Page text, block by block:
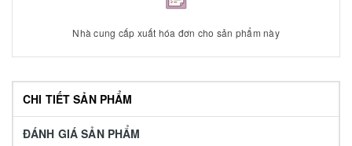
Nhà cung cấp xuất hóa đơn cho sản phẩm này
CHI TIẾT SẢN PHẨM
ĐÁNH GIÁ SẢN PHẨM